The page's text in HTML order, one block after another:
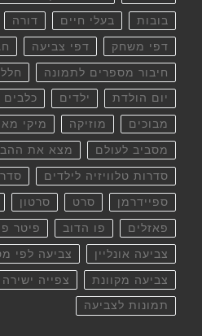
בובות בעלי חיים דורה
דפי משחק דפי צביעה
חיבור מספרים לתמונה חלל
יום הולדת ילדים כלבים
מבוכים מוזיקה מיקי
מסביב לעולם מצא את
סדרות טלוויזיה לילדים
ספיידרמן סרט סרטון
פאזלים פו הדוב פיטר
צביעה אונליין צביעה לפי
צביעה מקוונת צפייה ישירה
תמונות לצביעה